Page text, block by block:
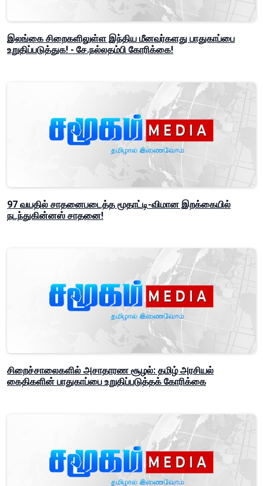
இலங்கை சிறைகளிலுள்ள இந்திய மீனவர்களது பாதுகாப்பை
உறுதிப்படுத்துக! - சே.நல்லதம்பி கோரிக்கை!
97 வயதில் சாதனைபடைத்த மூதாட்டி-விமான இறக்கையில்
நடந்துகின்னஸ் சாதனை!
சிறைச்சாலைகளில் அசாதாரண சூழல்: தமிழ் அரசியல்
கைதிகளின் பாதுகாப்பை உறுதிப்படுத்தக் கோரிக்கை